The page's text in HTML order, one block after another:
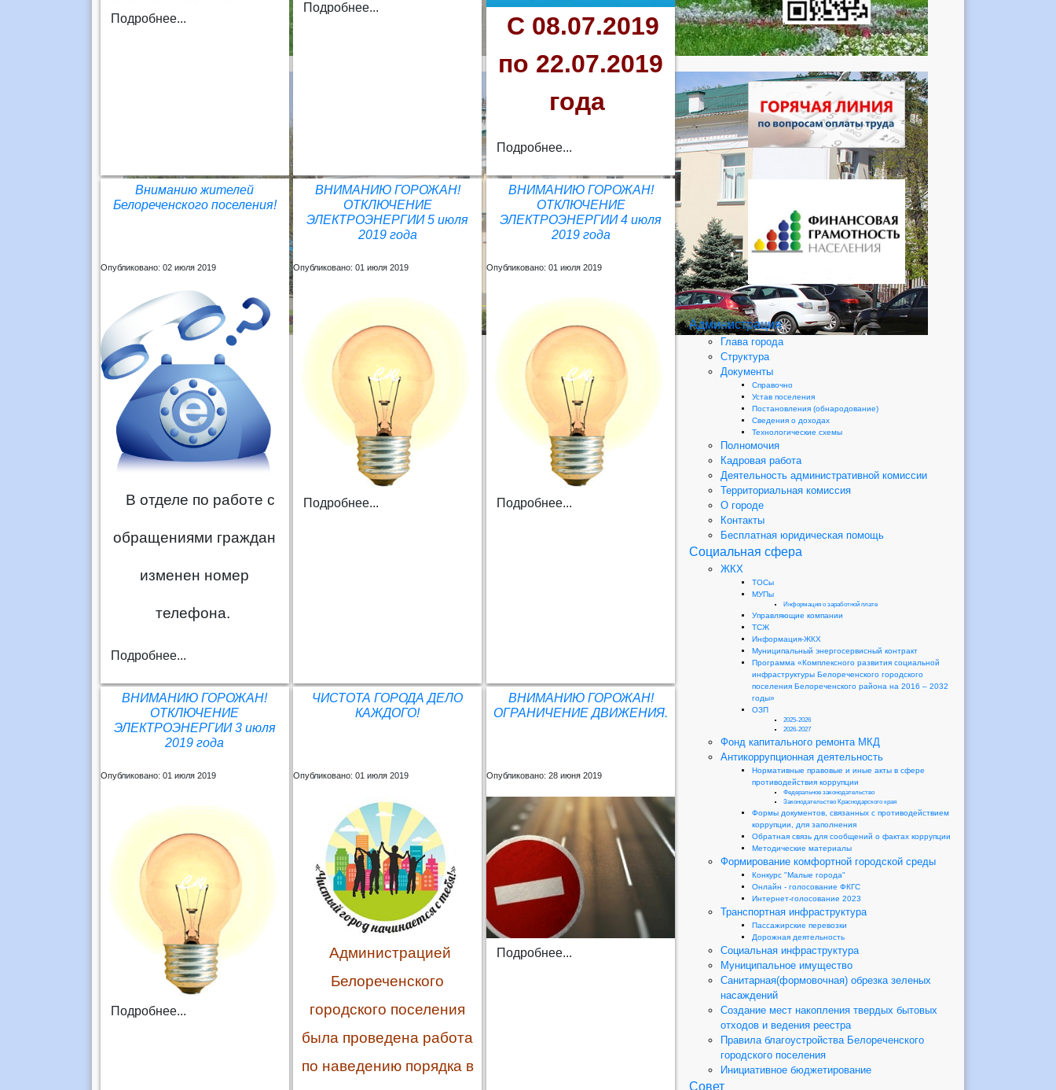
Подробнее...
Подробнее...
С 08.07.2019
по 22.07.2019
года
Подробнее...
Вниманию жителей
Белореченского поселения!
Опубликовано: 02 июля 2019
В отделе по работе с
обращениями граждан
изменен номер
телефона.
Подробнее...
ВНИМАНИЮ ГОРОЖАН!
ОТКЛЮЧЕНИЕ
ЭЛЕКТРОЭНЕРГИИ 5 июля
2019 года
Опубликовано: 01 июля 2019
Подробнее...
ВНИМАНИЮ ГОРОЖАН!
ОТКЛЮЧЕНИЕ
ЭЛЕКТРОЭНЕРГИИ 4 июля
2019 года
Опубликовано: 01 июля 2019
Подробнее...
ВНИМАНИЮ ГОРОЖАН!
ОТКЛЮЧЕНИЕ
ЭЛЕКТРОЭНЕРГИИ 3 июля
2019 года
Опубликовано: 01 июля 2019
Подробнее...
ЧИСТОТА ГОРОДА ДЕЛО
КАЖДОГО!
Опубликовано: 01 июля 2019
Администрацией
Белореченского
городского поселения
была проведена работа
по наведению порядка в
ВНИМАНИЮ ГОРОЖАН!
ОГРАНИЧЕНИЕ ДВИЖЕНИЯ.
Опубликовано: 28 июня 2019
Подробнее...
Администрация
Глава города
Структура
Документы
Справочно
Устав поселения
Постановления (обнародование)
Сведения о доходах
Технологические схемы
Полномочия
Кадровая работа
Деятельность административной комиссии
Территориальная комиссия
О городе
Контакты
Бесплатная юридическая помощь
Социальная сфера
ЖКХ
ТОСы
МУПы
Информация о заработной плате
Управляющие компании
ТСЖ
Информация-ЖКХ
Муниципальный энергосервисный контракт
Программа «Комплексного развития социальной
инфраструктуры Белореченского городского
поселения Белореченского района на 2016 – 2032
годы»
ОЗП
2025-2026
2026-2027
Фонд капитального ремонта МКД
Антикоррупционная деятельность
Нормативные правовые и иные акты в сфере
противодействия коррупции
Федеральное законодательство
Законодательство Краснодарского края
Формы документов, связанных с противодействием
коррупции, для заполнения
Обратная связь для сообщений о фактах коррупции
Методические материалы
Формирование комфортной городской среды
Конкурс "Малые города"
Онлайн - голосование ФКГС
Интернет-голосование 2023
Транспортная инфраструктура
Пассажирские перевозки
Дорожная деятельность
Социальная инфраструктура
Муниципальное имущество
Санитарная(формовочная) обрезка зеленых
насаждений
Создание мест накопления твердых бытовых
отходов и ведения реестра
Правила благоустройства Белореченского
городского поселения
Инициативное бюджетирование
Совет